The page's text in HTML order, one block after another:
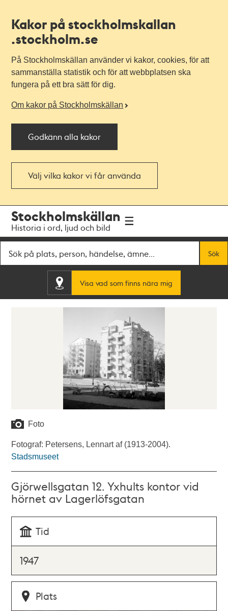
Kakor på stockholmskallan
.stockholm.se
På Stockholmskällan använder vi kakor, cookies, för att
sammanställa statistik och för att webbplatsen ska
fungera på ett bra sätt för dig.
Om kakor på Stockholmskällan
Godkänn alla kakor
Välj vilka kakor vi får använda
navigationen
huvudinnehållet
Stockholmskällan
Historia i ord, ljud och bild
Sök
Visa vad som finns nära mig
Foto
Fotograf: Petersens, Lennart af (1913-2004).
Stadsmuseet
Gjörwellsgatan 12. Yxhults kontor vid
hörnet av Lagerlöfsgatan
Tid
1947
Plats